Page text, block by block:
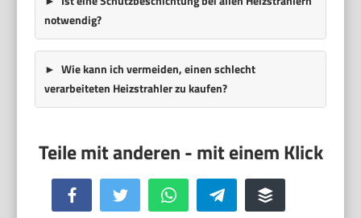
notwendig?
Wie kann ich vermeiden, einen schlecht
verarbeiteten Heizstrahler zu kaufen?
Facebook Twitter WhatsApp Telegram Buffer